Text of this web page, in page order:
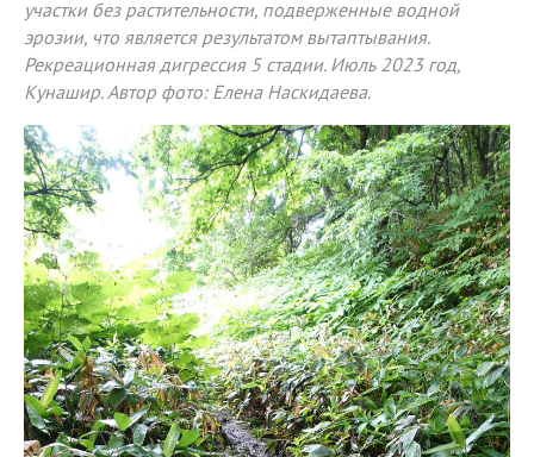
участки без растительности, подверженные водной
эрозии, что является результатом вытаптывания.
Рекреационная дигрессия 5 стадии. Июль 2023 год,
Кунашир. Автор фото: Елена Наскидаева.